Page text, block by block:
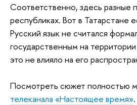
Соответственно, здесь разные
республиках. Вот в Татарстане
Русский язык не считался
государственным на
это не влияло на его
Посмотреть сюжет полностью
телеканала «Настоящее время».